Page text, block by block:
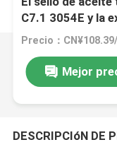
C7.1 3054E y la
Mejor
DESCRIPCIóN DE